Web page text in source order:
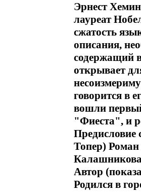
Эрнест
лауреат
сжатость
описания,
содержащий
открывает
говорится в
вошли
"Фиеста", и
Предисловие
Топер)
Автор
Родился в